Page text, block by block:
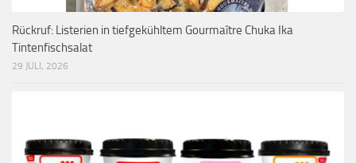
Rückruf: Listerien in tiefgekühltem Gourmaître Chuka Ika
Tintenfischsalat
29 JULI, 2026